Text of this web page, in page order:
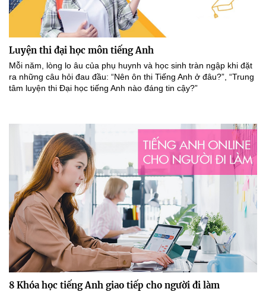
Luyện thi đại học môn tiếng Anh
Mỗi năm, lòng lo âu của phụ huynh và học sinh tràn ngập khi đặt
ra những câu hỏi đau đầu: “Nên ôn thi Tiếng Anh ở đâu?”, “Trung
tâm luyện thi Đại học tiếng Anh nào đáng tin cậy?”
8 Khóa học tiếng Anh giao tiếp cho người đi làm